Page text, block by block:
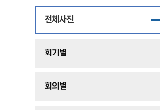
전체사진
회기별
회의별